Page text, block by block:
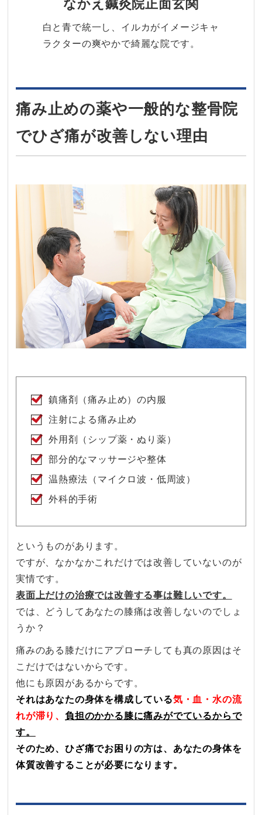
なかえ鍼灸院正面玄関
白と青で統一し、イルカがイメージキャ
ラクターの爽やかで綺麗な院です。
痛み止めの薬や一般的な整骨院
でひざ痛が改善しない理由
鎮痛剤（痛み止め）の内服
注射による痛み止め
外用剤（シップ薬・ぬり薬）
部分的なマッサージや整体
温熱療法（マイクロ波・低周波）
外科的手術
というものがあります。
ですが、なかなかこれだけでは改善していないのが
実情です。
表面上だけの治療では改善する事は難しいです。
では、どうしてあなたの膝痛は改善しないのでしょ
うか？
痛みのある膝だけにアプローチしても真の原因はそ
こだけではないからです。
他にも原因があるからです。
それはあなたの身体を構成している気・血・水の流
れが滞り、負担のかかる膝に痛みがでているからで
す。
そのため、ひざ痛でお困りの方は、あなたの身体を
体質改善することが必要になります。